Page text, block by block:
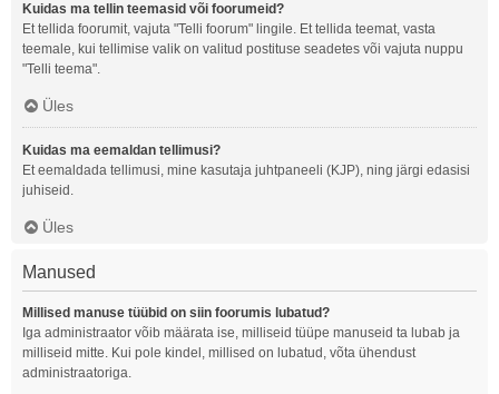
Kuidas ma tellin teemasid või foorumeid?
Et tellida foorumit, vajuta "Telli foorum" lingile. Et tellida teemat, vasta
teemale, kui tellimise valik on valitud postituse seadetes või vajuta nuppu
"Telli teema".
Üles
Kuidas ma eemaldan tellimusi?
Et eemaldada tellimusi, mine kasutaja juhtpaneeli (KJP), ning järgi edasisi
juhiseid.
Üles
Manused
Millised manuse tüübid on siin foorumis lubatud?
Iga administraator võib määrata ise, milliseid tüüpe manuseid ta lubab ja
milliseid mitte. Kui pole kindel, millised on lubatud, võta ühendust
administraatoriga.